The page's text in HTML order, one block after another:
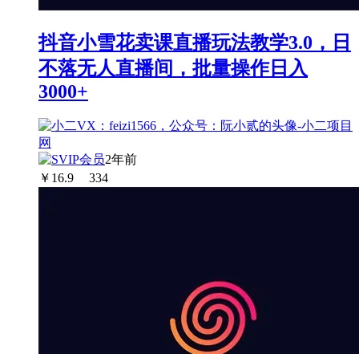
抖音小雪花卖课直播玩法教学3.0，日
不落无人直播间，批量操作日入
3000+
2年前
￥ 16.9 334